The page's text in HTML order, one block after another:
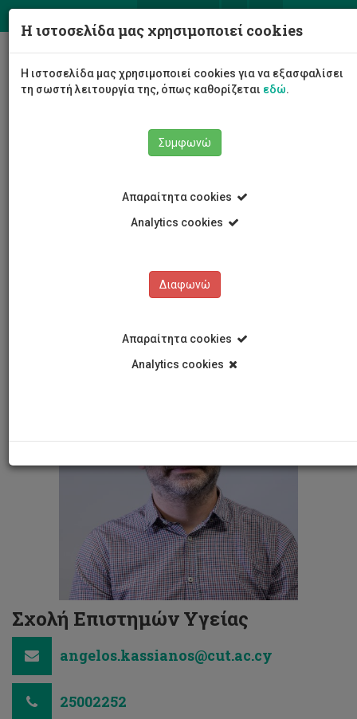
Μέλη Συγκλήτου
Εκπρόσωποι μελών ΔΕΠ
Άγγελος Κασσιανός
Άγγελος Κασσιανός
Σχολή Επιστημών Υγείας
angelos.kassianos@cut.ac.cy
25002252
Η ιστοσελίδα μας χρησιμοποιεί cookies
Η ιστοσελίδα μας χρησιμοποιεί cookies για να εξασφαλίσει
τη σωστή λειτουργία της, όπως καθορίζεται εδώ.
Συμφωνώ
Απαραίτητα cookies
Analytics cookies
Διαφωνώ
Απαραίτητα cookies
Analytics cookies